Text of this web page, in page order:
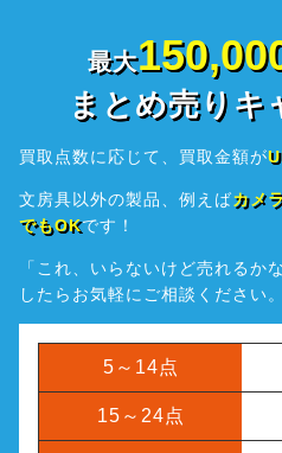
最大
まとめ売りキ
買取点数に応じて、買取金額が
文房具以外の製品、例えばカメ
でもOKです！
「これ、いらないけど売れるか
したら お気軽にご相談ください。
5～14点
15～24点